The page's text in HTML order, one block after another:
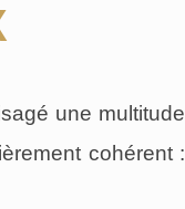
une multitude
cohérent :